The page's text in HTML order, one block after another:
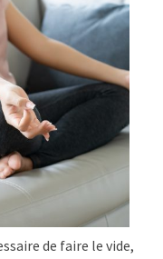
de faire le vide,